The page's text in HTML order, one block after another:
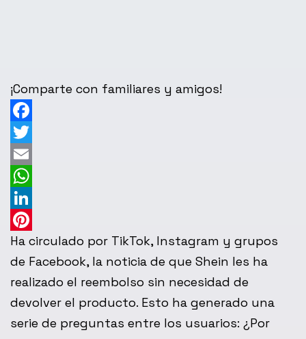
¡Comparte con familiares y amigos!
Facebook
Twitter
Email
WhatsApp
LinkedIn
Pinterest
Ha circulado por TikTok, Instagram y grupos
de Facebook, la noticia de que Shein les ha
realizado el reembolso sin necesidad de
devolver el producto. Esto ha generado una
serie de preguntas entre los usuarios: ¿Por